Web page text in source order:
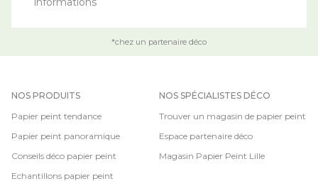
*chez un partenaire déco
NOS PRODUITS
Papier peint tendance
Papier peint panoramique
Conseils déco papier peint
Echantillons papier peint
NOS SPÉCIALISTES DÉCO
Trouver un magasin de papier peint
Espace partenaire déco
Magasin Papier Peint Lille